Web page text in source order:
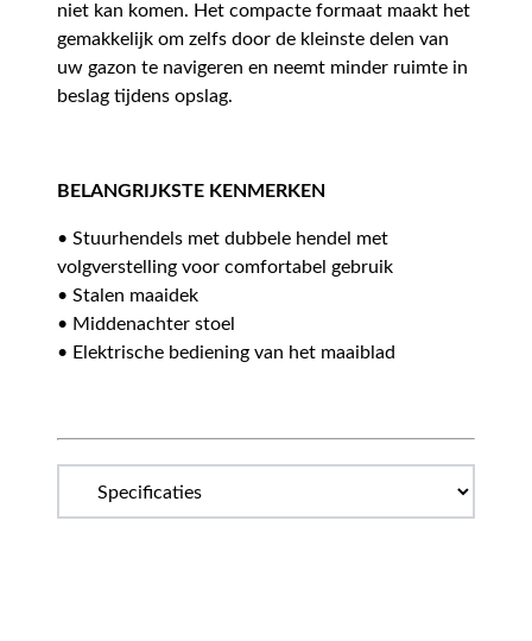
niet kan komen. Het compacte formaat maakt het
gemakkelijk om zelfs door de kleinste delen van
uw gazon te navigeren en neemt minder ruimte in
beslag tijdens opslag.
BELANGRIJKSTE KENMERKEN
• Stuurhendels met dubbele hendel met
volgverstelling voor comfortabel gebruik
• Stalen maaidek
• Middenachter stoel
• Elektrische bediening van het maaiblad